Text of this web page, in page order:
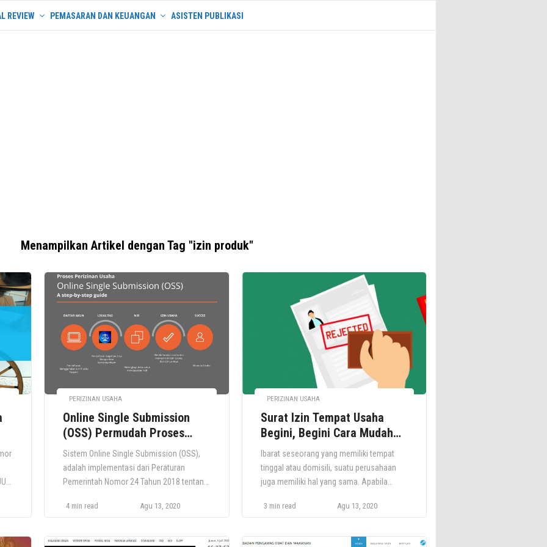
REVIEW PEMASARAN DAN KEUANGAN ASISTEN PUBLIKASI
Menampilkan Artikel dengan Tag "izin produk"
PERIZINAN USAHA
Online Single Submission
(OSS) Permudah Proses
Perizinan Usaha
Sistem Online Single Submission (OSS),
adalah implementasi dari Peraturan
Pemerintah Nomor 24 Tahun 2018 tentang
(GR 24) yang ditandatangani dan
2018. PP 24 memperkenalkan perubahan
4 min read Agu 13, 2020
PERIZINAN USAHA
Surat Izin Tempat Usaha
Begini, Begini Cara Mudah
Mendapatkannya
Ibarat seseorang yang memiliki tempat
tinggal atau domisili, suatu perusahaan
juga memiliki hal yang sama. Apabila
KTP, maka alamat perusahaan di Indonesia
Usaha atau Surat Keterangan Domisili
3 min read Agu 13, 2020